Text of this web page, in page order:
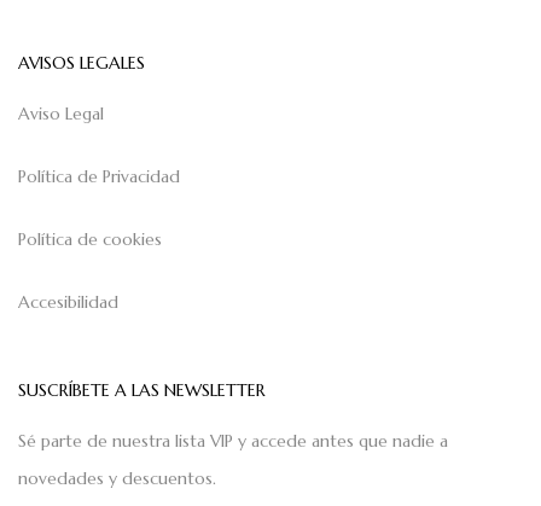
AVISOS LEGALES
Aviso Legal
Política de Privacidad
Política de cookies
Accesibilidad
SUSCRÍBETE A LAS NEWSLETTER
Sé parte de nuestra lista VIP y accede antes que nadie a
novedades y descuentos.